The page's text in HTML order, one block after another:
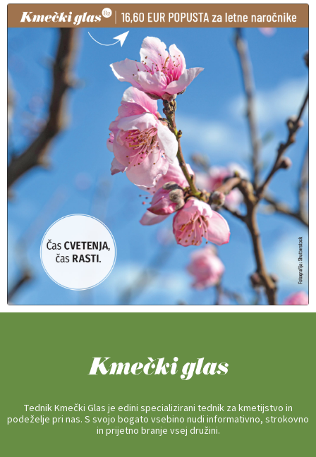
Tednik Kmečki Glas je edini specializirani tednik za kmetijstvo in
podeželje pri nas. S svojo bogato vsebino nudi informativno, strokovno
in prijetno branje vsej družini.